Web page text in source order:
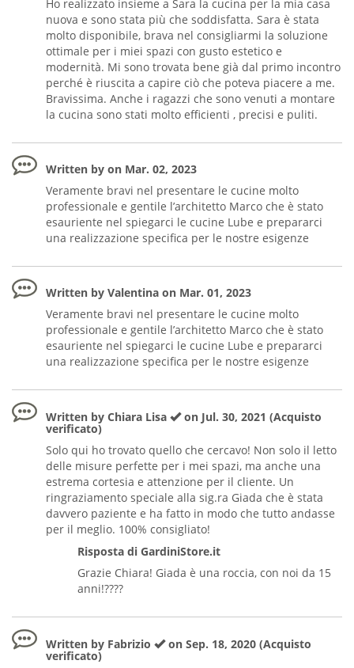
Ho realizzato insieme a Sara la cucina per la mia casa
nuova e sono stata più che soddisfatta. Sara è stata
molto disponibile, brava nel consigliarmi la soluzione
ottimale per i miei spazi con gusto estetico e
modernità. Mi sono trovata bene già dal primo incontro
perché è riuscita a capire ciò che poteva piacere a me.
Bravissima. Anche i ragazzi che sono venuti a montare
la cucina sono stati molto efficienti , precisi e puliti.
Written by on Mar. 02, 2023
Veramente bravi nel presentare le cucine molto
professionale e gentile l’architetto Marco che è stato
esauriente nel spiegarci le cucine Lube e prepararci
una realizzazione specifica per le nostre esigenze
Written by Valentina on Mar. 01, 2023
Veramente bravi nel presentare le cucine molto
professionale e gentile l’architetto Marco che è stato
esauriente nel spiegarci le cucine Lube e prepararci
una realizzazione specifica per le nostre esigenze
Written by Chiara Lisa on Jul. 30, 2021 (Acquisto
verificato)
Solo qui ho trovato quello che cercavo! Non solo il letto
delle misure perfette per i mei spazi, ma anche una
estrema cortesia e attenzione per il cliente. Un
ringraziamento speciale alla sig.ra Giada che è stata
davvero paziente e ha fatto in modo che tutto andasse
per il meglio. 100% consigliato!
Risposta di GardiniStore.it
Grazie Chiara! Giada è una roccia, con noi da 15
anni!????
Written by Fabrizio on Sep. 18, 2020 (Acquisto
verificato)